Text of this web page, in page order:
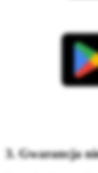
3. Gwarancja